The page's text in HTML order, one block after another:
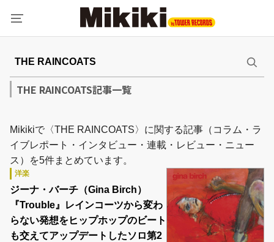
THE RAINCOATS記事一覧
Mikikiで〈THE RAINCOATS〉に関する記事（コラム・ラ
イブレポート・インタビュー・連載・レビュー・ニュー
ス）を5件まとめています。
洋楽
ジーナ・バーチ（Gina Birch）
『Trouble』レインコーツから変わ
らない発想をヒップホップのビート
も交えてアップデートしたソロ第2